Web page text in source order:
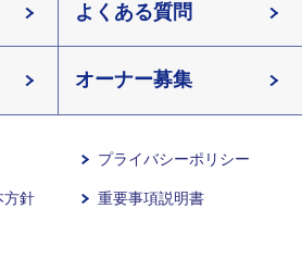
宮城県
愛知県
兵庫県
リーゼとは
理由
護の知識
やすく説明
よくある質問
オーナー募集
プライバシーポリシー
方針 重要事項説明書